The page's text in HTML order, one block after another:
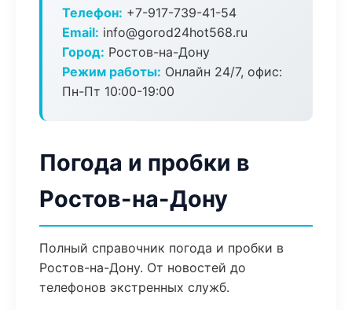
Телефон: +7-917-739-41-54
Email: info@gorod24hot568.ru
Город: Ростов-на-Дону
Режим работы: Онлайн 24/7, офис:
Пн-Пт 10:00-19:00
Погода и пробки в
Ростов-на-Дону
Полный справочник погода и пробки в
Ростов-на-Дону. От новостей до
телефонов экстренных служб.